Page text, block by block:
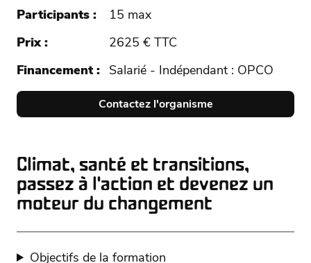
Participants
15 max
Prix
2625 € TTC
Financement
Salarié - Indépendant : OPCO
Contactez l'organisme
Climat, santé et transitions,
passez à l'action et devenez un
moteur du changement
Objectifs de la formation